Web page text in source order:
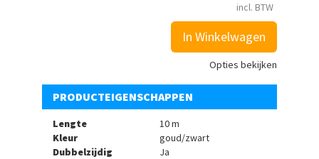
incl. BTW
In Winkelwagen
Opties bekijken
PRODUCTEIGENSCHAPPEN
Lengte
10 m
Kleur
goud/zwart
Dubbelzijdig
Ja